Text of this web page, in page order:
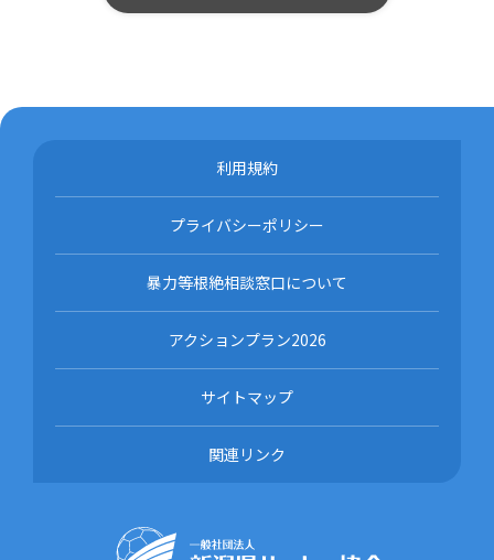
利用規約
プライバシーポリシー
暴力等根絶相談窓口について
アクションプラン2026
サイトマップ
関連リンク